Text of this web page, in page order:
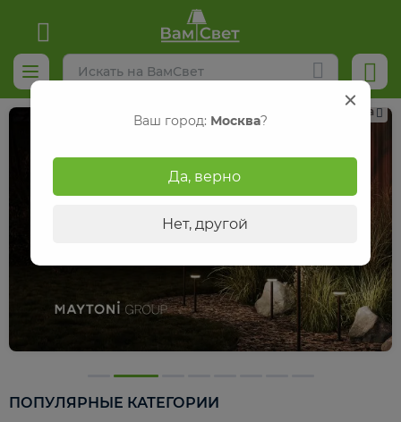
Реклама
ПОПУЛЯРНЫЕ КАТЕГОРИИ
Ваш город: Москва?
Да, верно
Нет, другой